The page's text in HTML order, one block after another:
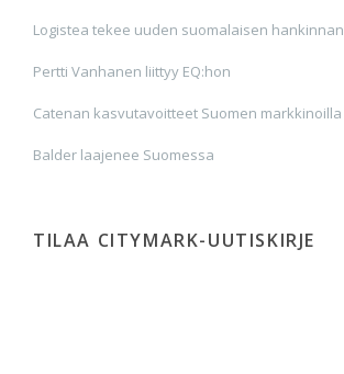
Logistea tekee uuden suomalaisen hankinnan
Pertti Vanhanen liittyy EQ:hon
Catenan kasvutavoitteet Suomen markkinoilla
Balder laajenee Suomessa
TILAA CITYMARK-UUTISKIRJE